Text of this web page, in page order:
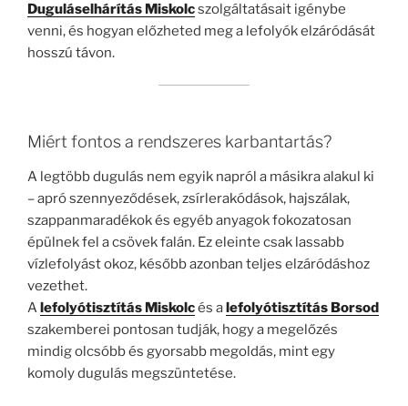
Duguláselhárítás Miskolcszolgáltatásait igénybe
venni, és hogyan előzheted meg a lefolyók elzáródását
hosszú távon.
Miért fontos a rendszeres karbantartás?
A legtöbb dugulás nem egyik napról a másikra alakul ki
– apró szennyeződések, zsírlerakódások, hajszálak,
szappanmaradékok és egyéb anyagok fokozatosan
épülnek fel a csövek falán. Ez eleinte csak lassabb
vízlefolyást okoz, később azonban teljes elzáródáshoz
vezethet.
A lefolyótisztítás Miskolcés alefolyótisztítás Borsod
szakemberei pontosan tudják, hogy a megelőzés
mindig olcsóbb és gyorsabb megoldás, mint egy
komoly dugulás megszüntetése.